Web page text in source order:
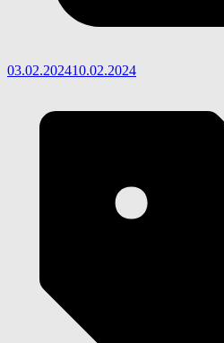
03.02.202410.02.2024